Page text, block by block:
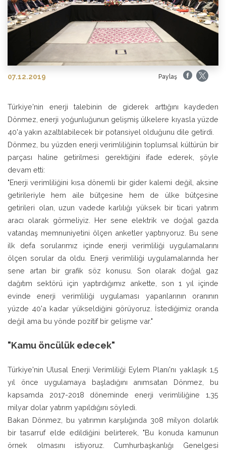
07.12.2019 Paylaş
Türkiye'nin enerji talebinin de giderek arttığını kaydeden
Dönmez, enerji yoğunluğunun gelişmiş ülkelere kıyasla yüzde
40'a yakın azaltılabilecek bir potansiyel olduğunu dile getirdi.
Dönmez, bu yüzden enerji verimliliğinin toplumsal kültürün bir
parçası haline getirilmesi gerektiğini ifade ederek, şöyle
devam etti:
"Enerji verimliliğini kısa dönemli bir gider kalemi değil, aksine
getirileriyle hem aile bütçesine hem de ülke bütçesine
getirileri olan, uzun vadede karlılığı yüksek bir ticari yatırım
aracı olarak görmeliyiz. Her sene elektrik ve doğal gazda
vatandaş memnuniyetini ölçen anketler yaptırıyoruz. Bu sene
ilk defa sorularımız içinde enerji verimliliği uygulamalarını
ölçen sorular da oldu. Enerji verimliliği uygulamalarında her
sene artan bir grafik söz konusu. Son olarak doğal gaz
dağıtım sektörü için yaptırdığımız ankette, son 1 yıl içinde
evinde enerji verimliliği uygulaması yapanlarının oranının
yüzde 40'a kadar yükseldiğini görüyoruz. İstediğimiz oranda
değil ama bu yönde pozitif bir gelişme var."
"Kamu öncülük edecek"
Türkiye'nin Ulusal Enerji Verimliliği Eylem Planı'nı yaklaşık 1,5
yıl önce uygulamaya başladığını anımsatan Dönmez, bu
kapsamda 2017-2018 döneminde enerji verimliliğine 1,35
milyar dolar yatırım yapıldığını söyledi.
Bakan Dönmez, bu yatırımın karşılığında 308 milyon dolarlık
bir tasarruf elde edildiğini belirterek, "Bu konuda kamunun
örnek olmasını istiyoruz. Cumhurbaşkanlığı Genelgesi